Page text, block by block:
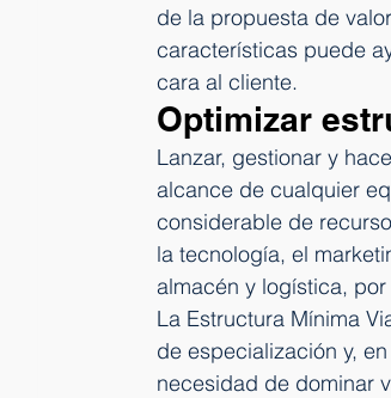
de la propuesta de
características puede
cara al cliente.
Optimizar
Lanzar, gestionar y
alcance de cualquier
considerable de
la tecnología, el
almacén y logística,
La Estructura Mínima
de especialización y,
necesidad de dominar